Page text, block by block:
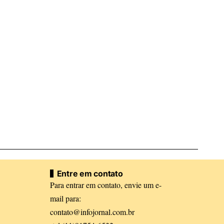
Entre em contato
Para entrar em contato, envie um e-
mail para:
contato@infojornal.com.br